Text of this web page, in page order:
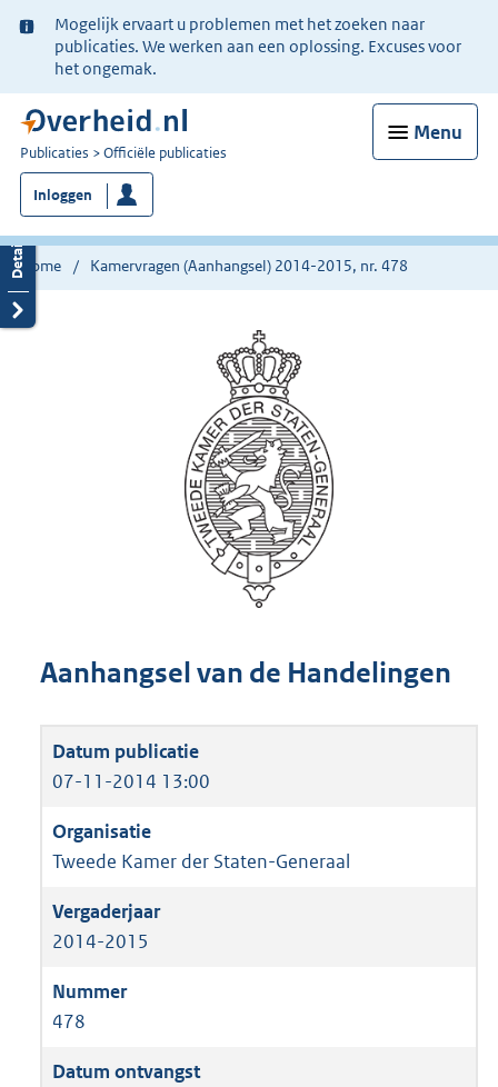
Ter
informatie:
Mogelijk ervaart u problemen met het zoeken naar
publicaties. We werken aan een oplossing. Excuses voor
het ongemak.
Menu
U
bent
nu
hier:
Publicaties Officiële publicaties
Inloggen
Home Kamervragen (Aanhangsel) 2014-2015, nr. 478
Aanhangsel van de Handelingen
07-11-2014 13:00
Tweede Kamer der Staten-Generaal
2014-2015
478